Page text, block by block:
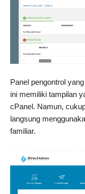
Panel pengontrol
ini memiliki tampilan
cPanel. Namun,
langsung
familiar.